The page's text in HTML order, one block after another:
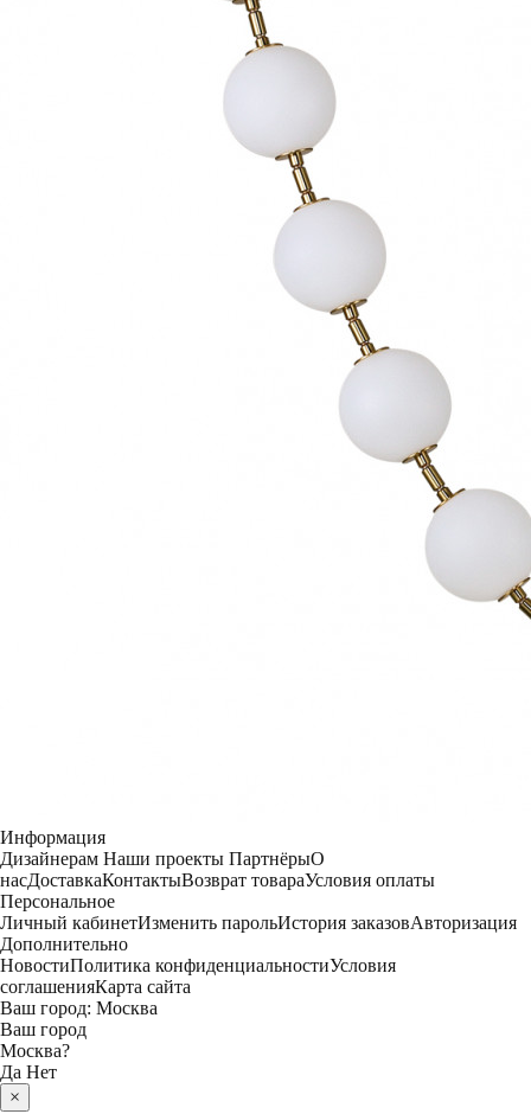
Информация
Дизайнерам Наши проекты ПартнёрыО
насДоставкаКонтактыВозврат товараУсловия оплаты
Персональное
Личный кабинетИзменить парольИстория заказовАвторизация
Дополнительно
НовостиПолитика конфиденциальностиУсловия
соглашенияКарта сайта
Ваш город: Москва
Ваш город
Москва?
Да Нет
×